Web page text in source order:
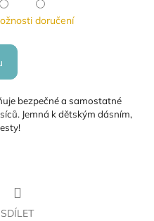
doručení
bezpečné a samostatné
Jemná k dětským dásním,
SDÍLET